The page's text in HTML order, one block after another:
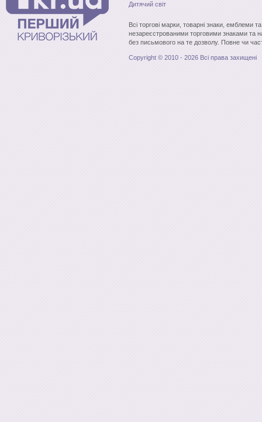
Дитячий світ
Всі торгові марки, товарні знаки, емблеми
незареєстрованими торговими знаками та
без письмового на те дозволу. Повне чи
Copyright © 2010 - 2026 Всі права захищені